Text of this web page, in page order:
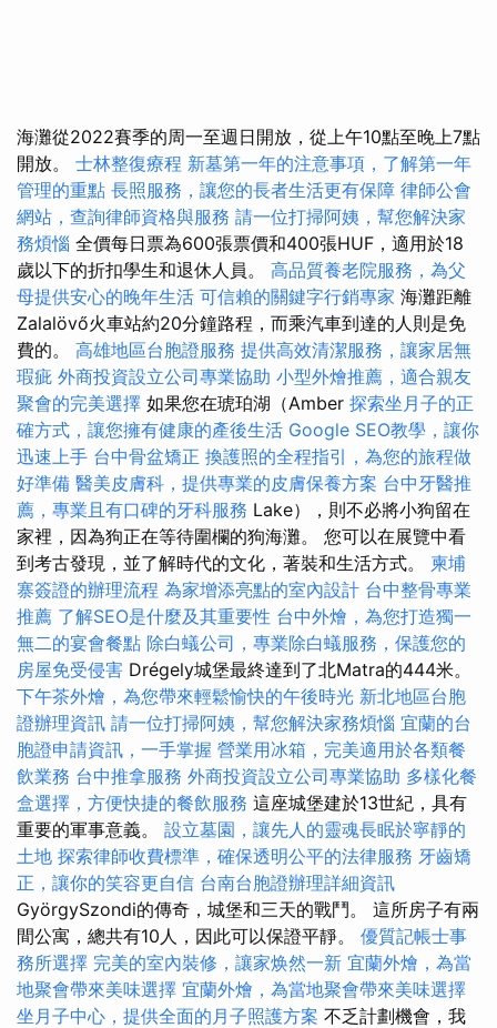
海灘從2022賽季的周一至週日開放，從上午10點至晚上7點
開放。 士林整復療程 新墓第一年的注意事項，了解第一年
管理的重點 長照服務，讓您的長者生活更有保障 律師公會
網站，查詢律師資格與服務 請一位打掃阿姨，幫您解決家
務煩惱 全價每日票為600張票價和400張HUF，適用於18
歲以下的折扣學生和退休人員。 高品質養老院服務，為父
母提供安心的晚年生活 可信賴的關鍵字行銷專家 海灘距離
Zalalövő火車站約20分鐘路程，而乘汽車到達的人則是免
費的。 高雄地區台胞證服務 提供高效清潔服務，讓家居無
瑕疵 外商投資設立公司專業協助 小型外燴推薦，適合親友
聚會的完美選擇 如果您在琥珀湖（Amber 探索坐月子的正
確方式，讓您擁有健康的產後生活 Google SEO教學，讓你
迅速上手 台中骨盆矯正 換護照的全程指引，為您的旅程做
好準備 醫美皮膚科，提供專業的皮膚保養方案 台中牙醫推
薦，專業且有口碑的牙科服務 Lake），則不必將小狗留在
家裡，因為狗正在等待圍欄的狗海灘。 您可以在展覽中看
到考古發現，並了解時代的文化，著裝和生活方式。 柬埔
寨簽證的辦理流程 為家增添亮點的室內設計 台中整骨專業
推薦 了解SEO是什麼及其重要性 台中外燴，為您打造獨一
無二的宴會餐點 除白蟻公司，專業除白蟻服務，保護您的
房屋免受侵害 Drégely城堡最終達到了北Matra的444米。
下午茶外燴，為您帶來輕鬆愉快的午後時光 新北地區台胞
證辦理資訊 請一位打掃阿姨，幫您解決家務煩惱 宜蘭的台
胞證申請資訊，一手掌握 營業用冰箱，完美適用於各類餐
飲業務 台中推拿服務 外商投資設立公司專業協助 多樣化餐
盒選擇，方便快捷的餐飲服務 這座城堡建於13世紀，具有
重要的軍事意義。 設立墓園，讓先人的靈魂長眠於寧靜的
土地 探索律師收費標準，確保透明公平的法律服務 牙齒矯
正，讓你的笑容更自信 台南台胞證辦理詳細資訊
GyörgySzondi的傳奇，城堡和三天的戰鬥。 這所房子有兩
間公寓，總共有10人，因此可以保證平靜。 優質記帳士事
務所選擇 完美的室內裝修，讓家焕然一新 宜蘭外燴，為當
地聚會帶來美味選擇 宜蘭外燴，為當地聚會帶來美味選擇
坐月子中心，提供全面的月子照護方案 不乏計劃機會，我